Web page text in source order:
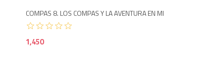
COMPAS 8. LOS COMPAS Y LA AVENTURA EN MI
1,450